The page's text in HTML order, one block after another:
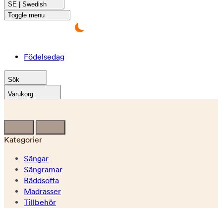
SE | Swedish
Toggle menu
Födelsedag
Sök
Varukorg
Kategorier
Sängar
Sängramar
Bäddsoffa
Madrasser
Tillbehör